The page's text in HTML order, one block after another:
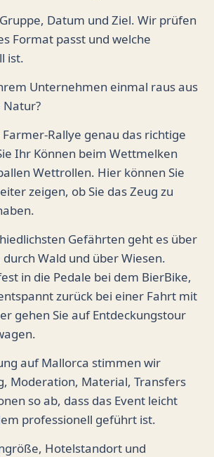
Datum und Ziel. Wir prüfen
Format passt und welche
ist.
Unternehmen einmal raus aus
Natur?
Rallye genau das richtige
Ihr Können beim Wettmelken
Wettrollen. Hier können Sie
zeigen, ob Sie das Zeug zu
Gefährten geht es über
durch Wald und über Wiesen.
in die Pedale bei dem BierBike,
zurück bei einer Fahrt mit
gehen Sie auf Entdeckungstour
auf Mallorca stimmen wir
Moderation, Material, Transfers
so ab, dass das Event leicht
professionell geführt ist.
Hotelstandort und